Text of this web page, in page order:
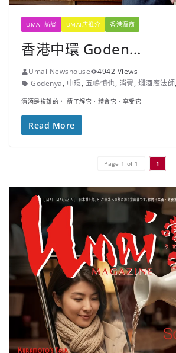
UMAI 訪談 UMAI店推介 香港瀛商
香港中環 Goden...
Umai Newshouse
4942 Views
Godenya, 中環, 五嶋慎也, 消費, 燗酒魔法師,
清酒是複雜的， 請了解它、體會它、享受它
Read More
Page 1 of 1 1